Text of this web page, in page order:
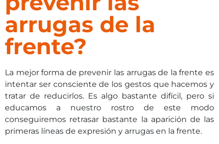
arrugas de la
frente?
La mejor forma de prevenir las arrugas de la frente es
intentar ser consciente de los gestos que hacemos y
tratar de reducirlos. Es algo bastante difícil, pero si
educamos a nuestro rostro de este modo
conseguiremos retrasar bastante la aparición de las
primeras líneas de expresión y arrugas en la frente.